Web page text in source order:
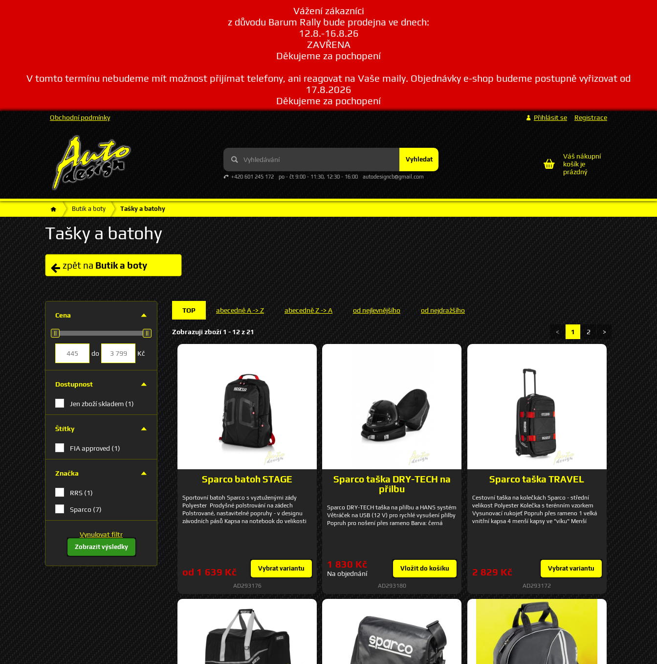
Vážení zákazníci
z důvodu Barum Rally bude prodejna ve dnech:
12.8.-16.8.26
ZAVŘENA
Děkujeme za pochopení
V tomto termínu nebudeme mít možnost přijímat telefony, ani reagovat na Vaše maily. Objednávky e-shop budeme postupně vyřizovat od
17.8.2026
Děkujeme za pochopení
Vyhledat
+420 601 245 172 po - čt 9:00 - 11:30, 12:30 - 16:00 autodesigncb@gmail.com
Obchodní podmínky Přihlásit se Registrace
Váš nákupní
košík je
prázdný
Butik a boty Tašky a batohy
Tašky a batohy
zpět na Butik a boty
Cena
do Kč
Dostupnost
Jen zboží skladem (1)
Štítky
FIA approved (1)
Značka
RRS (1)
Sparco (7)
Vynulovat filtr
Zobrazit výsledky
TOP abecedně A -> Z abecedně Z -> A od nejlevnějšího od nejdražšího
Zobrazuji zboží 1 - 12z21 < 1 2 >
Sparco batoh STAGE
Sportovní batoh Sparco s vyztuženými zády
Polyester Prodyšné polstrování na zádech
Polstrované, nastavitelné popruhy - v designu
závodních pásů Kapsa na notebook do velikosti
od 1 639 Kč Vybrat variantu
AD293176
Sparco taška DRY-TECH na
přilbu
Sparco DRY-TECH taška na přilbu a HANS systém
Větráček na USB (12 V) pro rychlé vysušení přilby
Popruh pro nošení přes rameno Barva: černá
1 830 Kč
Na objednání
Vložit do košíku
AD293180
Sparco taška TRAVEL
Cestovní taška na kolečkách Sparco - střední
velikost Polyester Kolečka s terénním vzorkem
Vysunovací rukojeť Popruh přes rameno 1 velká
vnitřní kapsa 4 menší kapsy ve "víku" Menší
2 829 Kč Vybrat variantu
AD293172